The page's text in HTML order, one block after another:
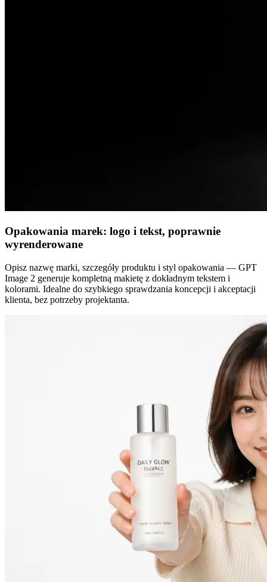
Opakowania marek: logo i tekst, poprawnie
wyrenderowane
Opisz nazwę marki, szczegóły produktu i styl opakowania — GPT
Image 2 generuje kompletną makietę z dokładnym tekstem i
kolorami. Idealne do szybkiego sprawdzania koncepcji i akceptacji
klienta, bez potrzeby projektanta.